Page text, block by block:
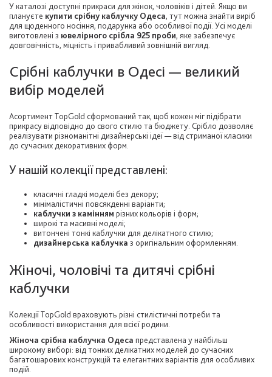
У каталозі доступні прикраси для жінок, чоловіків і дітей. Якщо ви
плануєте купити срібну каблучку Одеса, тут можна знайти виріб
для щоденного носіння, подарунка або особливої події. Усі моделі
виготовлені з ювелірного срібла 925 проби, яке забезпечує
довговічність, міцність і привабливий зовнішній вигляд.
Срібні каблучки в Одесі — великий
вибір моделей
Асортимент TopGold сформований так, щоб кожен міг підібрати
прикрасу відповідно до свого стилю та бюджету. Срібло дозволяє
реалізувати різноманітні дизайнерські ідеї — від стриманої класики
до сучасних декоративних форм.
У нашій колекції представлені:
класичні гладкі моделі без декору;
мінімалістичні повсякденні варіанти;
каблучки з камінням різних кольорів і форм;
широкі та масивні моделі;
витончені тонкі каблучки для делікатного стилю;
дизайнерська каблучка з оригінальним оформленням.
Жіночі, чоловічі та дитячі срібні
каблучки
Колекції TopGold враховують різні стилістичні потреби та
особливості використання для всієї родини.
Жіноча срібна каблучка Одеса представлена у найбільш
широкому виборі: від тонких делікатних моделей до сучасних
багатошарових конструкцій та елегантних варіантів для особливих
подій.